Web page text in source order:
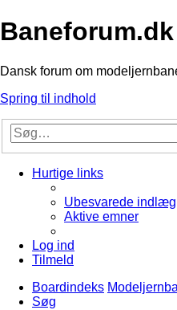
Baneforum.dk
Dansk forum om
Spring til indhold
Hurtige links
Ubesvarede indlæg
Aktive emner
Log ind
Tilmeld
Boardindeks
Søg